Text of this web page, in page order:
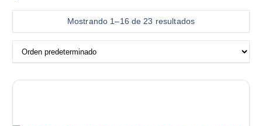
Mostrando 1–16 de 23 resultados